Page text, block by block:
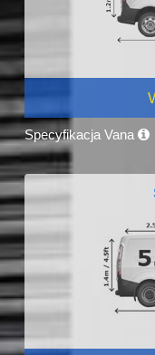
Specyfikacja Vana